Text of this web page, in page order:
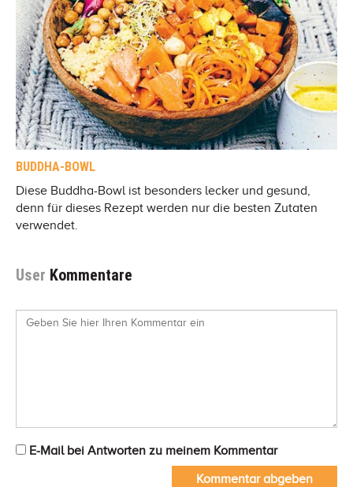
BUDDHA-BOWL
Diese Buddha-Bowl ist besonders lecker und gesund,
denn für dieses Rezept werden nur die besten Zutaten
verwendet.
User Kommentare
E-Mail bei Antworten zu meinem Kommentar
Kommentar abgeben